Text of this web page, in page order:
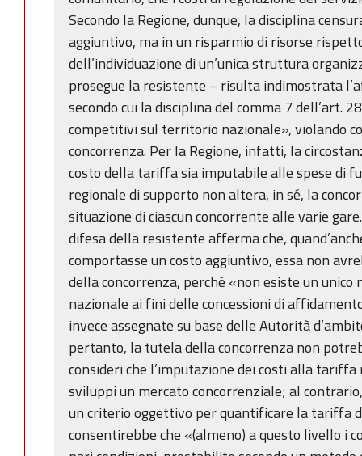
Secondo la Regione, dunque, la disciplina
aggiuntivo, ma in un risparmio di risorse
dell’individuazione di un’unica struttura
prosegue la resistente − risulta indimostrata
secondo cui la disciplina del comma 7 dell’art.
competitivi sul territorio nazionale», violando
concorrenza. Per la Regione, infatti, la
costo della tariffa sia imputabile alle spese di
regionale di supporto non altera, in sé, la
situazione di ciascun concorrente alle varie
difesa della resistente afferma che,
comportasse un costo aggiuntivo, essa non
della concorrenza, perché «non esiste un
nazionale ai fini delle concessioni di
invece assegnate su base delle Autorità
pertanto, la tutela della concorrenza non
consideri che l’imputazione dei costi alla
sviluppi un mercato concorrenziale; al
un criterio oggettivo per quantificare la tariffa
consentirebbe che «(almeno) a questo livello i